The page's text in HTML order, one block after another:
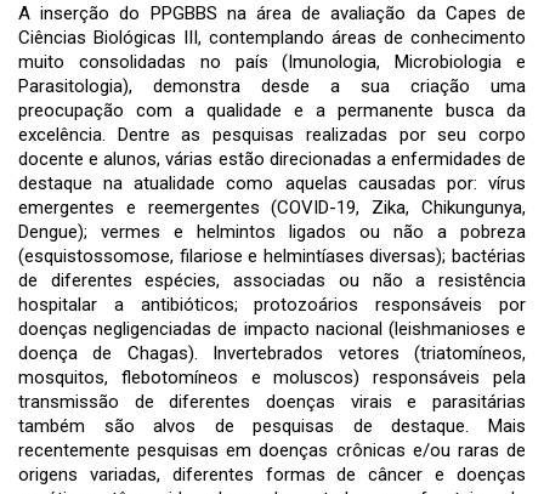
A inserção do PPGBBS na área de avaliação da Capes de
Ciências Biológicas III, contemplando áreas de conhecimento
muito consolidadas no país (Imunologia, Microbiologia e
Parasitologia), demonstra desde a sua criação uma
preocupação com a qualidade e a permanente busca da
excelência. Dentre as pesquisas realizadas por seu corpo
docente e alunos, várias estão direcionadas a enfermidades de
destaque na atualidade como aquelas causadas por: vírus
emergentes e reemergentes (COVID-19, Zika, Chikungunya,
Dengue); vermes e helmintos ligados ou não a pobreza
(esquistossomose, filariose e helmintíases diversas); bactérias
de diferentes espécies, associadas ou não a resistência
hospitalar a antibióticos; protozoários responsáveis por
doenças negligenciadas de impacto nacional (leishmanioses e
doença de Chagas). Invertebrados vetores (triatomíneos,
mosquitos, flebotomíneos e moluscos) responsáveis pela
transmissão de diferentes doenças virais e parasitárias
também são alvos de pesquisas de destaque. Mais
recentemente pesquisas em doenças crônicas e/ou raras de
origens variadas, diferentes formas de câncer e doenças